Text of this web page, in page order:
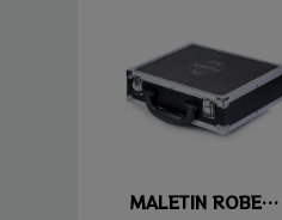
Vista rápidaMALETIN ROBERTSON 16 BOLAS